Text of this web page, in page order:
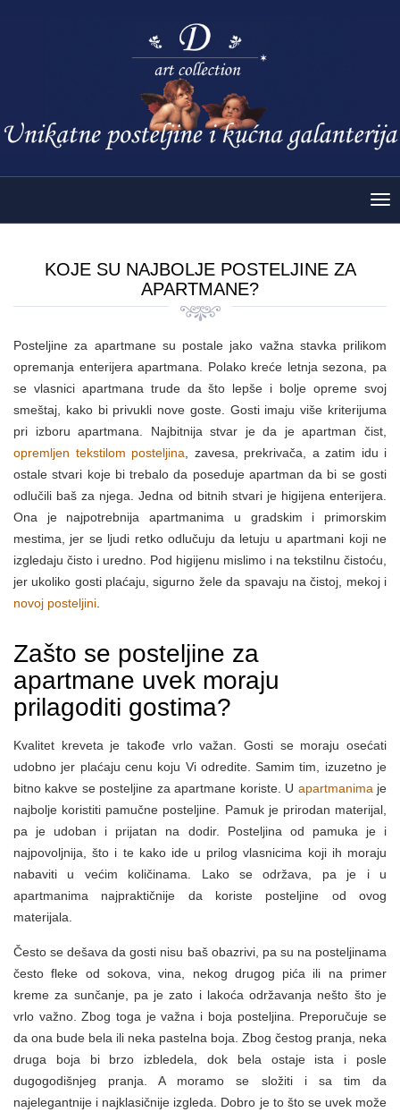
KOJE SU NAJBOLJE POSTELJINE ZA
APARTMANE?
Posteljine za apartmane su postale jako važna stavka prilikom
opremanja enterijera apartmana. Polako kreće letnja sezona, pa
se vlasnici apartmana trude da što lepše i bolje opreme svoj
smeštaj, kako bi privukli nove goste. Gosti imaju više kriterijuma
pri izboru apartmana. Najbitnija stvar je da je apartman čist,
opremljen tekstilom posteljina , zavesa, prekrivača, a zatim idu i
ostale stvari koje bi trebalo da poseduje apartman da bi se gosti
odlučili baš za njega. Jedna od bitnih stvari je higijena enterijera.
Ona je najpotrebnija apartmanima u gradskim i primorskim
mestima, jer se ljudi retko odlučuju da letuju u apartmani koji ne
izgledaju čisto i uredno. Pod higijenu mislimo i na tekstilnu čistoću,
jer ukoliko gosti plaćaju, sigurno žele da spavaju na čistoj, mekoj i
novoj posteljini
Zašto se posteljine za
apartmane uvek moraju
prilagoditi gostima?
Kvalitet kreveta je takođe vrlo važan. Gosti se moraju osećati
udobno jer plaćaju cenu koju Vi odredite. Samim tim, izuzetno je
bitno kakve se posteljine za apartmane koriste. U apartmanima je
najbolje koristiti pamučne posteljine. Pamuk je prirodan materijal,
pa je udoban i prijatan na dodir. Posteljina od pamuka je i
najpovoljnija, što i te kako ide u prilog vlasnicima koji ih moraju
nabaviti u većim količinama. Lako se održava, pa je i u
apartmanima najpraktičnije da koriste posteljine od ovog
materijala.
Često se dešava da gosti nisu baš obazrivi, pa su na posteljinama
često fleke od sokova, vina, nekog drugog pića ili na primer
kreme za sunčanje, pa je zato i lakoća održavanja nešto što je
vrlo važno. Zbog toga je važna i boja posteljina. Preporučuje se
da ona bude bela ili neka pastelna boja. Zbog čestog pranja, neka
druga boja bi brzo izbledela, dok bela ostaje ista i posle
dugogodišnjeg pranja. A moramo se složiti i sa tim da
najelegantnije i najklasičnije izgleda. Dobro je to što se uvek može